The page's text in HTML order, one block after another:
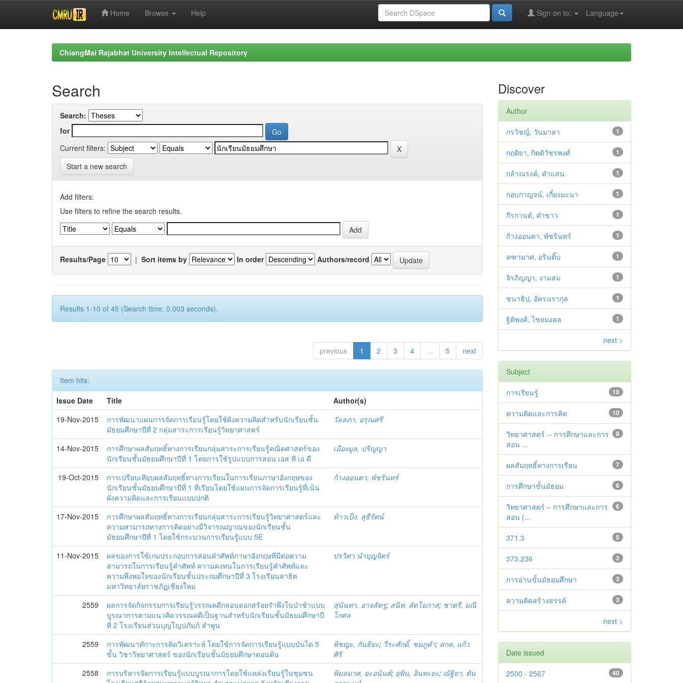
Home Browse Help Language
Sign on to:
ChiangMai Rajabhat University Intellectual Repository
Search
Search:
for
Current filters:
Start a new search
Add filters:
Use filters to refine the search results.
Results/Page | Sort items by In order Authors/record
Results 1-10 of 45 (Search time: 0.003 seconds).
previous 1 2 3 4 ... 5 next
Item hits:
Issue Date
Title
Author(s)
19-Nov-2015
การพัฒนาแผนการจัดการเรียนรู้โดยใช้ผังความคิดสำหรับนักเรียนชั้น
มัธยมศึกษาปีที่ 2 กลุ่มสาระการเรียนรู้วิทยาศาสตร์
วัลลภา, อรุณศรี
14-Nov-2015
การศึกษาผลสัมฤทธิ์ทางการเรียนกลุ่มสาระการเรียนรู้คณิตศาสตร์ของ
นักเรียนชั้นมัธยมศึกษาปีที่ 1 โดยการใช้รูปแบบการสอน เอส ที เอ ดี
เมืองมูล, ปริญญา
19-Oct-2015
การเปรียบเทียบผลสัมฤทธิ์ทางการเรียนในการเรียนภาษาอังกฤษของ
นักเรียนชั้นมัธยมศึกษาปีที่ 1 ที่เรียนโดยใช้แผนการจัดการเรียนรู้ที่เน้น
ผังความคิดและการเรียนแบบปกติ
ก้างออนตา, พัชรินทร์
17-Nov-2015
การศึกษาผลสัมฤทธิ์ทางการเรียนกลุ่มสาระการเรียนรู้วิทยาศาสตร์และ
ความสามารถทางการคิดอย่างมีวิจารณญาณของนักเรียนชั้น
มัธยมศึกษาปีที่ 1 โดยใช้กระบวนการเรียนรู้แบบ 5E
ท้าวเป็ง, สุธีรัตน์
11-Nov-2015
ผลของการใช้เกมประกอบการสอนคำศัพท์ภาษาอังกฤษที่มีต่อความ
สามารถในการเรียนรู้คำศัพท์ ความคงทนในการเรียนรู้คำศัพท์และ
ความพึงพอใจของนักเรียนชั้นประถมศึกษาปีที่ 3 โรงเรียนสาธิต
มหาวิทยาลัยราชภัฏเชียงใหม่
ปรวิศา นำบุญจิตร์
2559
ผลการจัดกิจกรรมการเรียนรู้วรรณคดีกลอนดอกสร้อยรำพึงในป่าช้าแบบ
บูรณาการตามแนวคิดวรรณคดีเป็นฐานสำหรับนักเรียนชั้นมัธยมศึกษาปี
ที่ 2 โรงเรียนส่วนบุญโญปภัมภ์ ลำพูน
สุนันทา, อาจสัตรู; สนิท, สัตโยภาส; ชาตรี, มณี
โกศล
2559
การพัฒนาทักาะการคิดวิเคราะห์ โดยใช้การจัดการเรียนรู้แบบบันได 5
ขั้น วิชาวิทยาศาสตร์ ของนักเรียนชั้นมัธยมศึกษาตอนต้น
พิชญะ, กันธิยะ; วีระศักดิ์, ชมภูคำ; สกล, แก้ว
ศิริ
2558
การบริหารจัดการเรียนรู้แบบบูรณาการโดยใช้แหล่งเรียนรู้ในชุมชน
พิมลมาศ, ยะอนันต์; ยุพิน, อินทะยะ; ณัฐิยา, ตัน
Discover
Author
1
กรวิชญ์, วันมาลา
1
กฤติยา, กิตติวัชรพงศ์
1
กล้าณรงค์, คำแสน
1
กอบกาญจน์, เกี๋ยงมะนา
1
กีรกานต์, คำขาว
1
ก้างออนตา, พัชรินทร์
1
คฑามาศ, อรินติ๊บ
1
จิรภิญญา, งามสม
1
ชนาธิป, อัครนรากุล
1
ฐิติพงศ์, ไชยมงคล
next >
Subject
10
การเรียนรู้
10
ความคิดและการคิด
8
วิทยาศาสตร์ -- การศึกษาและการ
สอน ...
7
ผลสัมฤทธิ์ทางการเรียน
6
การศึกษาขั้นมัธยม
6
วิทยาศาสตร์ – การศึกษาและการ
สอน (...
5
371.3
3
373.236
3
การอ่านขั้นมัธยมศึกษา
3
ความคิดสร้างสรรค์
next >
Date issued
40
2500 - 2567